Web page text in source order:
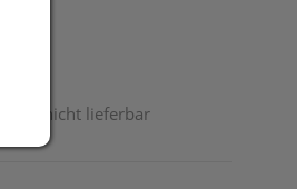
nicht lieferbar